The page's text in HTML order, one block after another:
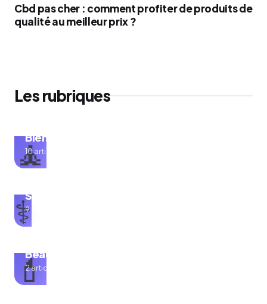
Cbd pas cher : comment profiter de produits de
qualité au meilleur prix ?
Les rubriques
🧘
Bien-être
10 articles
⚕️Santé
9 articles
💄
Beauté
2 articles